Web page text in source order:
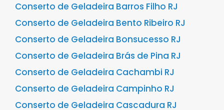
Conserto de Geladeira Barros Filho RJ
Conserto de Geladeira Bento Ribeiro RJ
Conserto de Geladeira Bonsucesso RJ
Conserto de Geladeira Brás de Pina RJ
Conserto de Geladeira Cachambi RJ
Conserto de Geladeira Campinho RJ
Conserto de Geladeira Cascadura RJ